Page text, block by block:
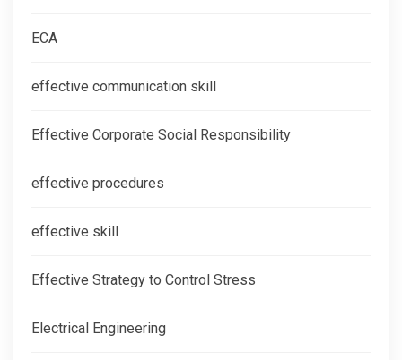
ECA
effective communication skill
Effective Corporate Social Responsibility
effective procedures
effective skill
Effective Strategy to Control Stress
Electrical Engineering